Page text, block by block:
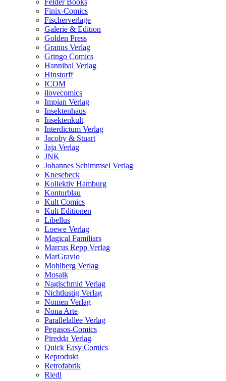
Felder Books
Finix-Comics
Fischerverlage
Galerie & Edition
Golden Press
Granus Verlag
Gringo Comics
Hannibal Verlag
Hinstorff
ICOM
ilovecomics
Impian Verlag
Insektenhaus
Insektenkult
Interdictum Verlag
Jacoby & Stuart
Jaja Verlag
JNK
Johannes Schimmsel Verlag
Knesebeck
Kollektiv Hamburg
Konturblau
Kult Comics
Kult Editionen
Libellus
Loewe Verlag
Magical Familiars
Marcus Repp Verlag
MarGravio
Mohlberg Verlag
Mosaik
Naglschmid Verlag
Nichtlustig Verlag
Nomen Verlag
Nona Arte
Parallelallee Verlag
Pegasos-Comics
Piredda Verlag
Quick Easy Comics
Reprodukt
Retrofabrik
Riedl